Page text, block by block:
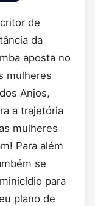
de
da
aposta no
mulheres
Anjos,
a trajetória
mulheres
Para além
se
para
plano de